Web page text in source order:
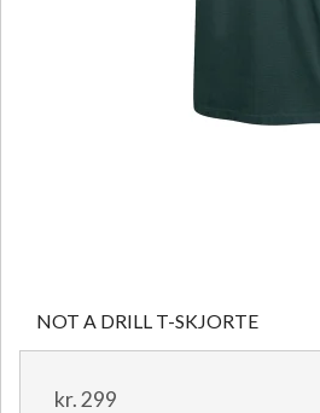
NOT A DRILL T-SKJORTE
kr. 299